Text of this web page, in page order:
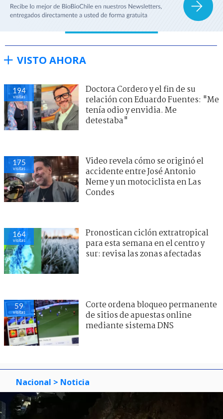
VISTO AHORA
194
visitas
Doctora Cordero y el fin de su
relación con Eduardo Fuentes: "Me
tenía odio y envidia. Me
detestaba"
175
visitas
Video revela cómo se originó el
accidente entre José Antonio
Neme y un motociclista en Las
Condes
164
visitas
Pronostican ciclón extratropical
para esta semana en el centro y
sur: revisa las zonas afectadas
59
visitas
Corte ordena bloqueo permanente
de sitios de apuestas online
mediante sistema DNS
Nacional > Noticia